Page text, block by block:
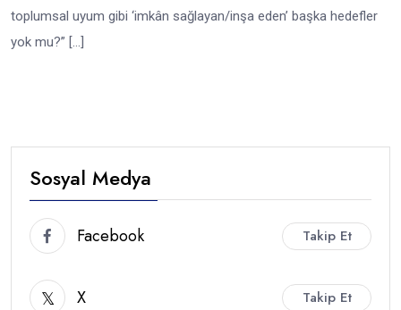
toplumsal uyum gibi ‘imkân sağlayan/inşa eden’ başka hedefler
yok mu?” […]
Sosyal Medya
Facebook Takip Et
X Takip Et